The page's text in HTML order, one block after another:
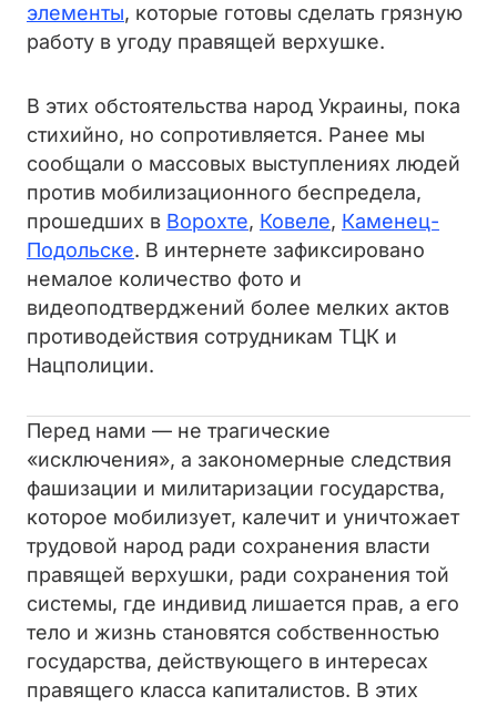
элементы, которые готовы сделать грязную
работу в угоду правящей верхушке.
В этих обстоятельства народ Украины, пока
стихийно, но сопротивляется. Ранее мы
сообщали о массовых выступлениях людей
против мобилизационного беспредела,
прошедших в Ворохте, Ковеле, Каменец-
Подольске. В интернете зафиксировано
немалое количество фото и
видеоподтверджений более мелких актов
противодействия сотрудникам ТЦК и
Нацполиции.
Перед нами — не трагические
«исключения», а закономерные следствия
фашизации и милитаризации государства,
которое мобилизует, калечит и уничтожает
трудовой народ ради сохранения власти
правящей верхушки, ради сохранения той
системы, где индивид лишается прав, а его
тело и жизнь становятся собственностью
государства, действующего в интересах
правящего класса капиталистов. В этих